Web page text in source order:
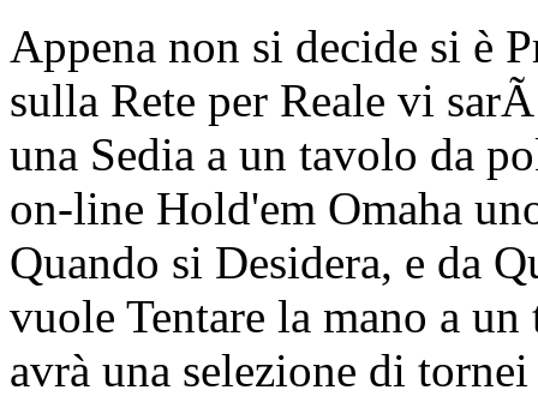
Appena non si decide si è
sulla Rete per Reale vi
una Sedia a un tavolo da
on-line Hold'em Omaha
Quando si Desidera, e da
vuole Tentare la mano a
avrà una selezione di